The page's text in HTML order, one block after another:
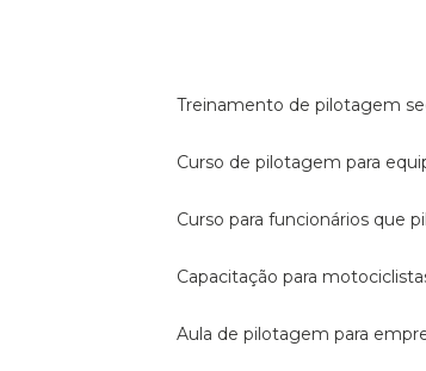
treinamento de pilotagem
curso de pilotagem para
curso para funcionários que
capacitação para
aula de pilotagem para